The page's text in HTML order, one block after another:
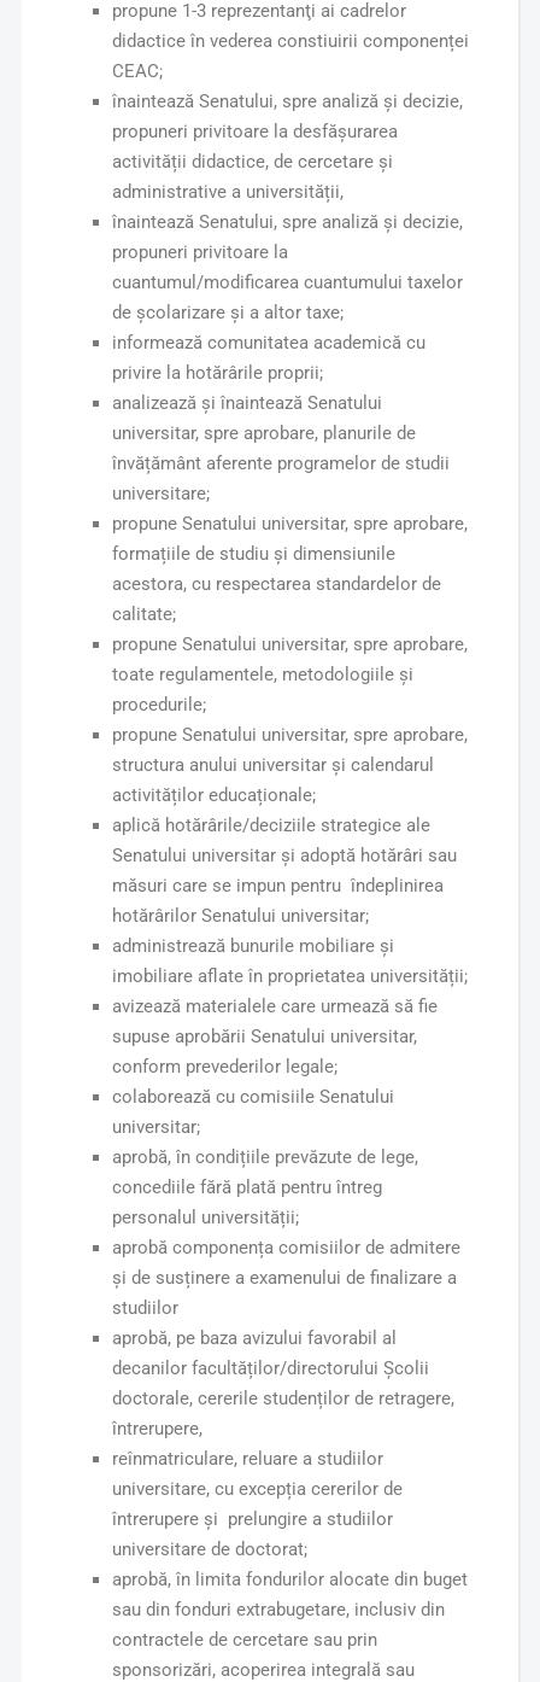
propune 1-3 reprezentanţi ai cadrelor
didactice în vederea constiuirii componenței
CEAC;
înaintează Senatului, spre analiză și decizie,
propuneri privitoare la desfășurarea
activității didactice, de cercetare și
administrative a universității,
înaintează Senatului, spre analiză și decizie,
propuneri privitoare la
cuantumul/modificarea cuantumului taxelor
de școlarizare și a altor taxe;
informează comunitatea academică cu
privire la hotărârile proprii;
analizează și înaintează Senatului
universitar, spre aprobare, planurile de
învățământ aferente programelor de studii
universitare;
propune Senatului universitar, spre aprobare,
formațiile de studiu și dimensiunile
acestora, cu respectarea standardelor de
calitate;
propune Senatului universitar, spre aprobare,
toate regulamentele, metodologiile și
procedurile;
propune Senatului universitar, spre aprobare,
structura anului universitar și calendarul
activităților educaționale;
aplică hotărârile/deciziile strategice ale
Senatului universitar și adoptă hotărâri sau
măsuri care se impun pentru îndeplinirea
hotărârilor Senatului universitar;
administrează bunurile mobiliare și
imobiliare aflate în proprietatea universității;
avizează materialele care urmează să fie
supuse aprobării Senatului universitar,
conform prevederilor legale;
colaborează cu comisiile Senatului
universitar;
aprobă, în condițiile prevăzute de lege,
concediile fără plată pentru întreg
personalul universității;
aprobă componența comisiilor de admitere
și de susținere a examenului de finalizare a
studiilor
aprobă, pe baza avizului favorabil al
decanilor facultăților/directorului Școlii
doctorale, cererile studenților de retragere,
întrerupere,
reînmatriculare, reluare a studiilor
universitare, cu excepția cererilor de
întrerupere și prelungire a studiilor
universitare de doctorat;
aprobă, în limita fondurilor alocate din buget
sau din fonduri extrabugetare, inclusiv din
contractele de cercetare sau prin
sponsorizări, acoperirea integrală sau